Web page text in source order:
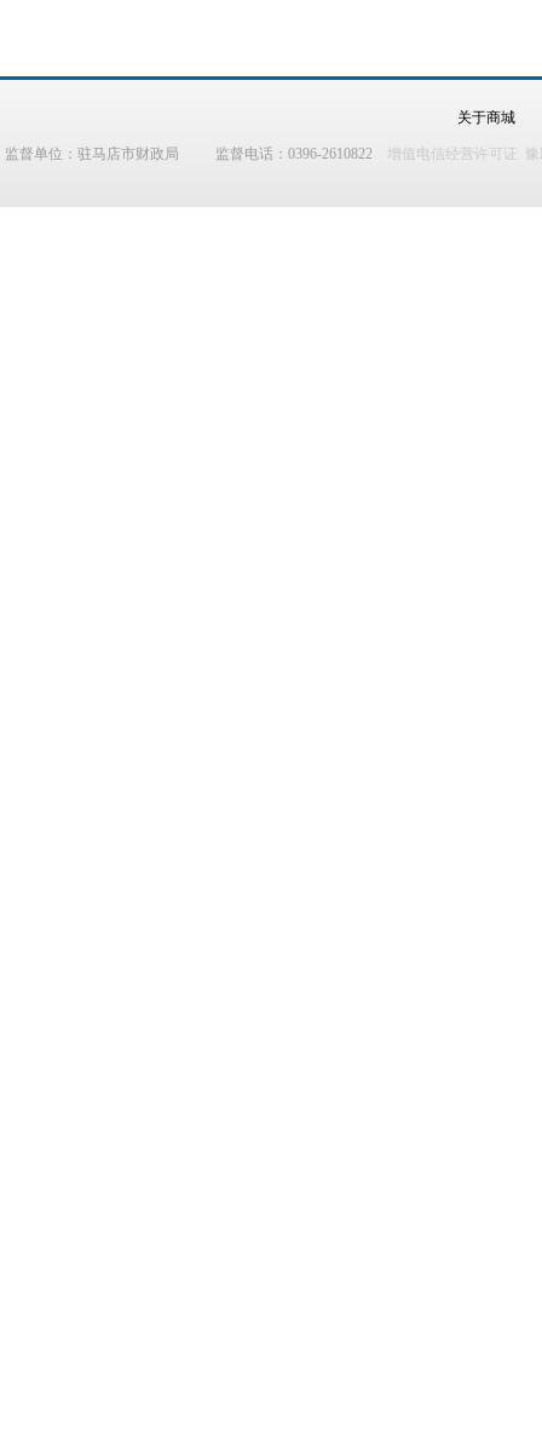
关于商城
监督单位：驻马店市财政局 监督电话：0396-2610822 增值电信经营许可证 豫